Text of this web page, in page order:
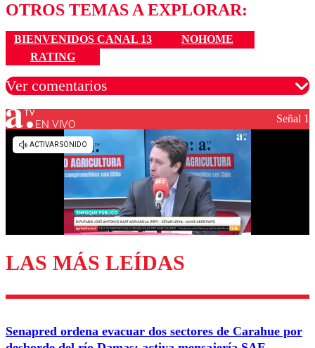
OTROS TEMAS A EXPLORAR:
BIENVENIDOS CANAL 13
NOHOME
RATING
Ver comentarios
Los comentarios son moderados para garantizar un
diálogo respetuoso.
Enviar comentario
EN VIVO Señal 1
LAS MÁS LEÍDAS
Senapred ordena evacuar dos sectores de Carahue por